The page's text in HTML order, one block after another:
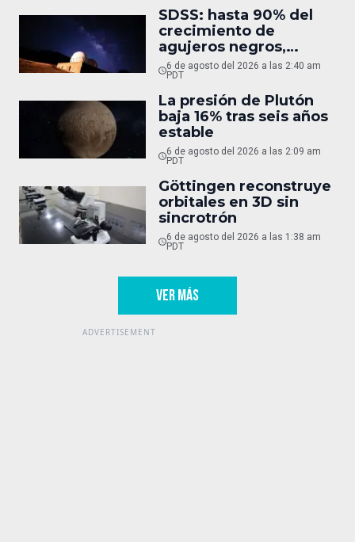
SDSS: hasta 90% del
crecimiento de
agujeros negros,
oculto
6 de agosto del 2026 a las 2:40 am
PDT
La presión de Plutón
baja 16% tras seis años
estable
6 de agosto del 2026 a las 2:09 am
PDT
Göttingen reconstruye
orbitales en 3D sin
sincrotrón
6 de agosto del 2026 a las 1:38 am
PDT
VER MÁS